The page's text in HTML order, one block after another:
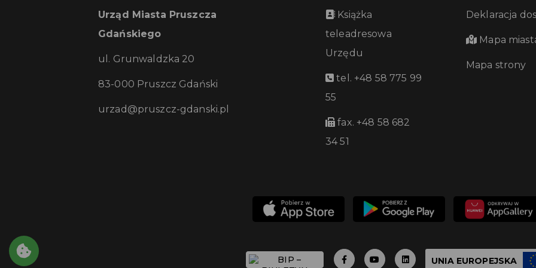
Urząd Miasta Pruszcza
Gdańskiego
ul. Grunwaldzka 20
83-000 Pruszcz Gdański
urzad@pruszcz-gdanski.pl
Książka
teleadresowa
Urzędu
tel. +48 58 775 99
55
fax. +48 58 682
34 51
Deklaracja
Mapa
Mapa strony
UNIA EUROPEJSKA